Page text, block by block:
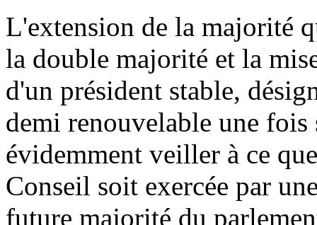
L'extension de la majorité
la double majorité et la
d'un président stable,
demi renouvelable une
évidemment veiller à ce
Conseil soit exercée par
future majorité du